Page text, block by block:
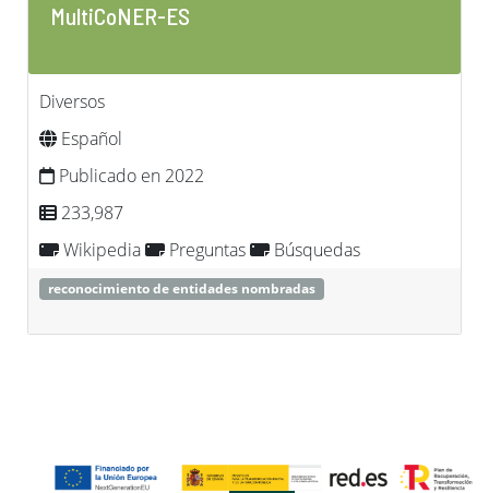
MultiCoNER-ES
Diversos
Español
Publicado en 2022
233,987
Wikipedia
Preguntas Búsquedas
reconocimiento de entidades nombradas